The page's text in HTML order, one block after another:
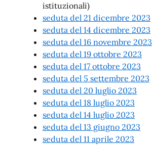
istituzionali)
seduta del 21 dicembre 2023
seduta del 14 dicembre 2023
seduta del 16 novembre 2023
seduta del 19 ottobre 2023
seduta del 17 ottobre 2023
seduta del 5 settembre 2023
seduta del 20 luglio 2023
seduta del 18 luglio 2023
seduta del 14 luglio 2023
seduta del 13 giugno 2023
seduta del 11 aprile 2023